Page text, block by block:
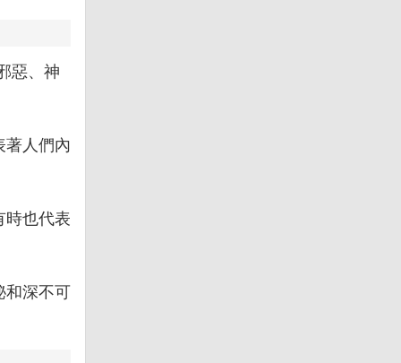
惡、神
著人們內
時也代表
和深不可